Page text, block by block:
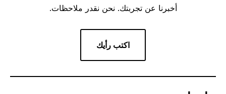
أخبرنا عن تجربتك. نحن نقدر ملاحظات.
اكتب رأيك